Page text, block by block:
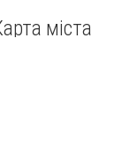
міста